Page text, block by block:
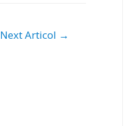
Next Articol →